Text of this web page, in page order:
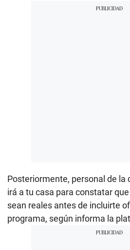
Posteriormente, personal de la
irá a tu casa para constatar
sean reales antes de incluirte
programa, según informa la